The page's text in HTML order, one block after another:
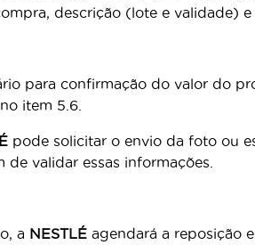
descrição (lote e validade)
para confirmação do valor do
item 5.6.
pode solicitar o envio da foto ou
validar essas informações.
a NESTLÉ agendará a reposição